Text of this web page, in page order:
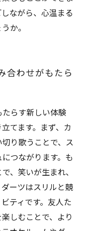
ながら、心温まる
か。
合わせがもたら
らす新しい体験
てます。まず、カ
り歌うことで、ス
つながります。も
、笑いが生まれ、
ーツはスリルと競
ティです。友人た
しむことで、より